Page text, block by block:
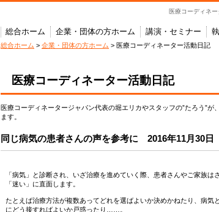
医療コーディネ
総合ホーム > 企業・団体の方ホーム > 医療コーディネーター活動日
医療コーディネーター活動日記
医療コーディネータージャパン代表の堀エリカやスタッフの”たろう”
ます。
同じ病気の患者さんの声を参考に 2016年11月30日
「病気」と診断され、いざ治療を進めていく際、患者さんやご家族は
「迷い」に直面します。
たとえば治療方法が複数あってどれを選ばよいか決めかねたり、病気
にどう接すればよいか戸惑ったり……。
総合ホーム 企業・団体の方ホーム 講演・セミナー